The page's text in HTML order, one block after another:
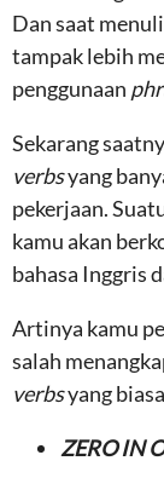
Dan saat
tampak lebih
penggunaan
Sekarang
verbsyang
pekerjaan.
kamu akan
bahasa Inggris
Artinya kamu
salah
verbsyang
ZERO IN